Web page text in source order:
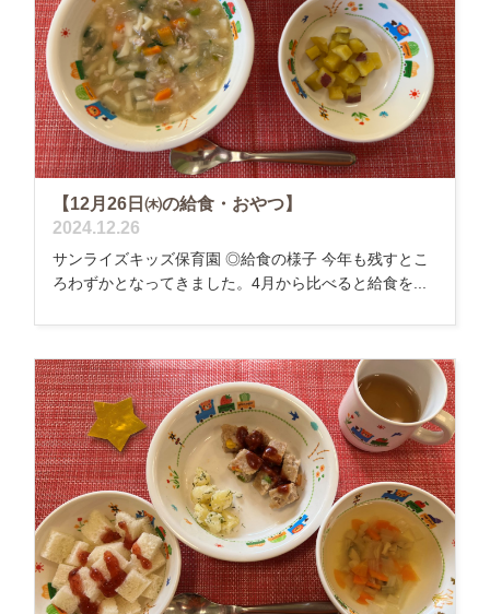
【12月26日㈭の給食・おやつ】
2024.12.26
サンライズキッズ保育園 ◎給食の様子 今年も残すとこ
ろわずかとなってきました。4月から比べると給食を...